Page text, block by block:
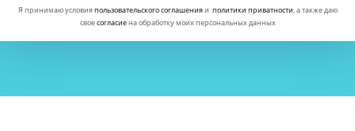
Я принимаю условияпользовательского соглашенияи политики приватности, а также даю
своесогласиена обработку моих персональных данных